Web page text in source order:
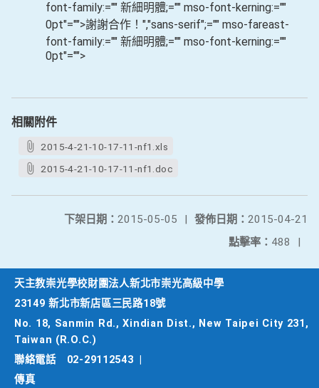
font-family:="" 新細明體;="" mso-font-kerning:=""
0pt"="">謝謝合作！ ","sans-serif";="" mso-fareast-
font-family:="" 新細明體;="" mso-font-kerning:=""
0pt"="">
相關附件
2015-4-21-10-17-11-nf1.xls
2015-4-21-10-17-11-nf1.doc
發佈日期： 2015-04-21
下架日期： 2015-05-05
|
點擊率： 488 |
天主教崇光學校財團法人新北市崇光高級中學
23149 新北市新店區三民路18號
No. 18, Sanmin Rd., Xindian Dist., New Taipei City 231,
Taiwan (R.O.C.)
聯絡電話
02-29112543
傳真